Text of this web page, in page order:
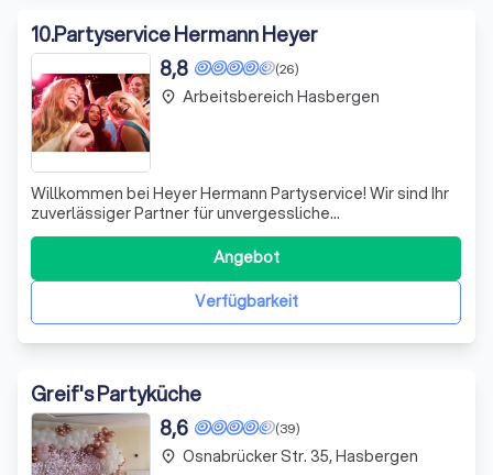
10.Partyservice Hermann Heyer
(26)
8,8
Willkommen bei Heyer Hermann Partyservice! Wir sind Ihr
zuverlässiger Partner für unvergessliche
Veranstaltungen, ausgestattet mit erstklassigen Musik-
und Lichtanlagen. Unsere Leidenschaft für Events treibt
uns an, jede Feier zu einem einzigartigen Erlebnis zu
machen. Ob Hochzeit, Geburtstag oder F
Verfügbarkeit
Angebot
place Arbeitsbereich Hasbergen
Greif's Partyküche
(39)
8,6
place Osnabrücker Str. 35, Hasbergen